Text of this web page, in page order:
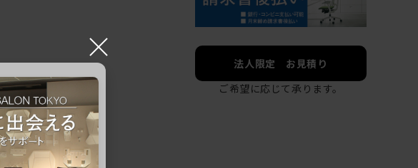
法人限定 お見積り
ご希望に応じて承ります。
×